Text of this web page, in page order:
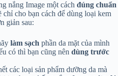
nắng Image một cách đúng chuẩn
chỉ cho bạn cách để dùng loại kem
giản sau:
làm sạch phần da mặt của mình
có thì bạn cũng nên dùng trước
các loại sản phẩm dưỡng da mà